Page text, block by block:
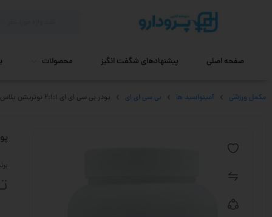
صفحه اصلی پیشنهادهای شگفت انگیز محصولات
مکمل ورزشی آمینواسید ها بی سی ای ای پودر بی سی ای ای 2:1:1 نوتریشن پلاس 300 گرم